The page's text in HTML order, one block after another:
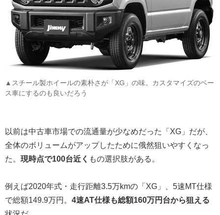
▲スチール製ホイールの素朴さが「XG」の味。カスタマイズのベー
ス車にするのも良いだろう
以前は中古車市場での流通量が少なめだった「XG」だが、
全体のボリュームがアップしたために俄然狙いやすくなっ
た。 現時点で100台近く もの選択肢がある。
例えば2020年式・走行距離3.5万kmの「XG」、5速MT仕様
で総額149.9万円。 4速AT仕様も総額160万円台から狙える